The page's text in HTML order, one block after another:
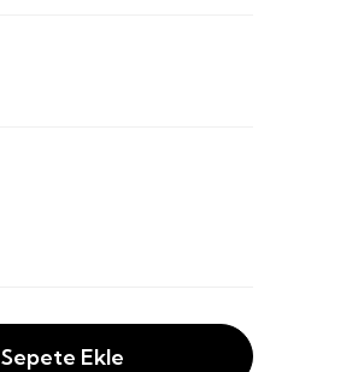
Sepete Ekle